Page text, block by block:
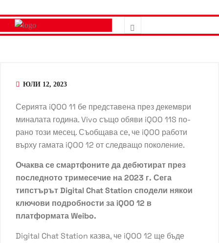
ЮЛИ 12, 2023
Серията iQOO 11 бе представена през декември
миналата година. Vivo също обяви iQOO 11S по-
рано този месец. Съобщава се, че iQOO работи
върху гамата iQOO 12 от следващо поколение.
Очаква се смартфоните да дебютират през
последното тримесечие на 2023 г. Сега
типстърът Digital Chat Station сподели някои
ключови подробности за iQOO 12 в
платформата Weibo.
Digital Chat Station казва, че iQOO 12 ще бъде